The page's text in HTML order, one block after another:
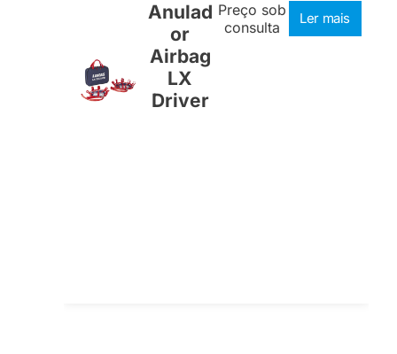
Anulad
or
Airbag
LX
Driver
Preço sob
consulta
Ler mais